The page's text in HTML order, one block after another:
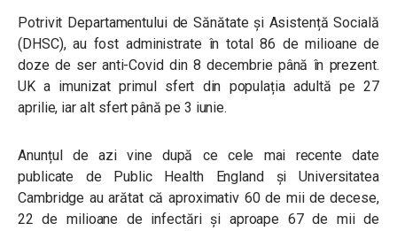
Potrivit Departamentului de Sănătate și Asistență Socială
(DHSC), au fost administrate în total 86 de milioane de
doze de ser anti-Covid din 8 decembrie până în prezent.
UK a imunizat primul sfert din populația adultă pe 27
aprilie, iar alt sfert până pe 3 iunie.
Anunțul de azi vine după ce cele mai recente date
publicate de Public Health England și Universitatea
Cambridge au arătat că aproximativ 60 de mii de decese,
22 de milioane de infectări și aproape 67 de mii de